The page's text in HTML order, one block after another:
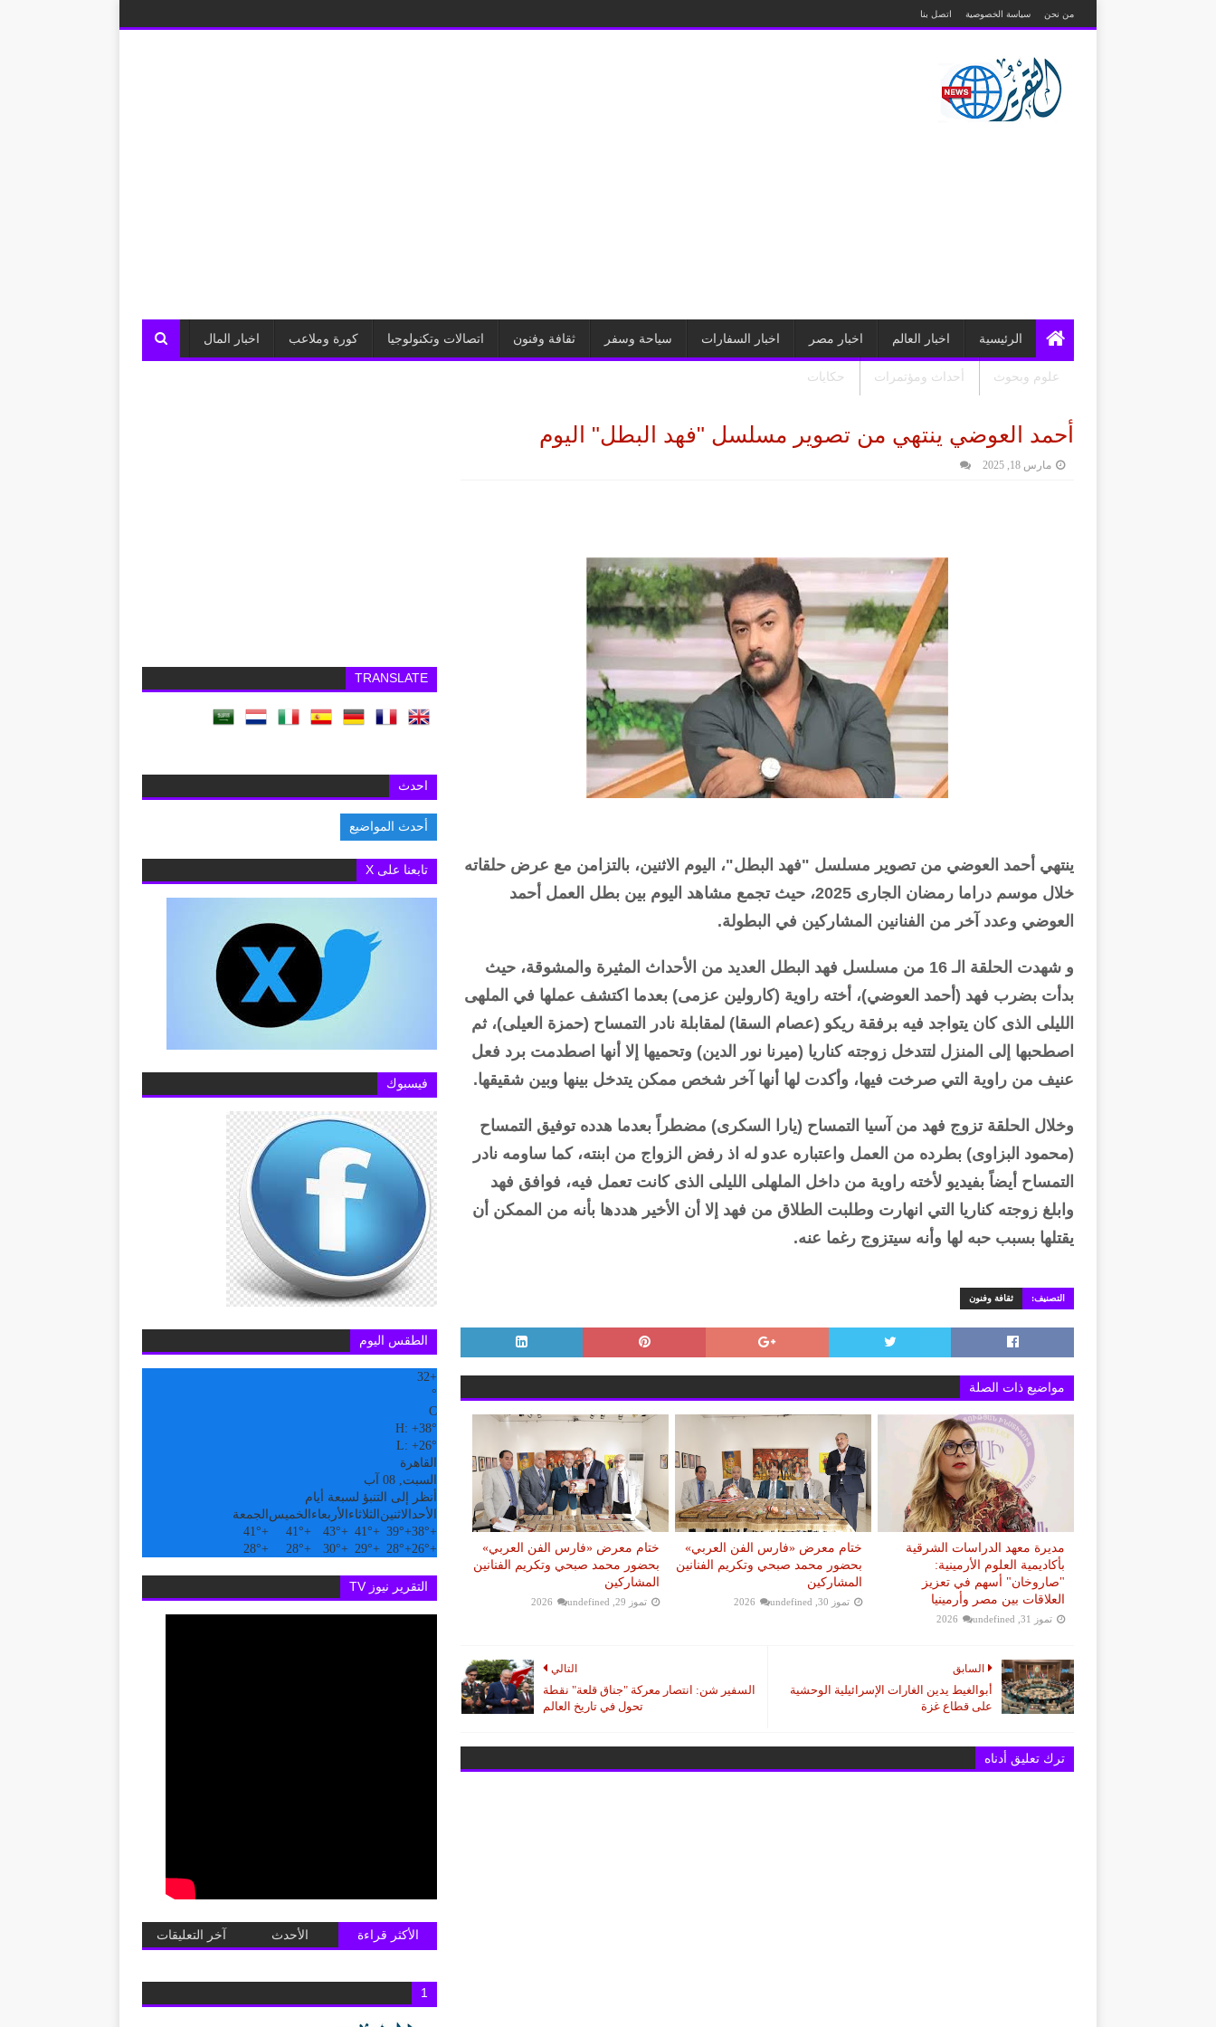
من نحن سياسة الخصوصية اتصل بنا
الرئيسية اخبار العالم اخبار مصر اخبار السفارات سياحة وسفر ثقافة وفنون اتصالات وتكنولوجيا كورة وملاعب اخبار المال
علوم وبحوث أحداث ومؤتمرات حكايات
أحمد العوضي ينتهي من تصوير مسلسل "فهد البطل" اليوم
مارس 18, 2025
ينتهي أحمد العوضي من تصوير مسلسل "فهد البطل"، اليوم الاثنين، بالتزامن مع عرض حلقاته
خلال موسم دراما رمضان الجارى 2025، حيث تجمع مشاهد اليوم بين بطل العمل أحمد
العوضي وعدد آخر من الفنانين المشاركين في البطولة.
و شهدت الحلقة الـ 16 من مسلسل فهد البطل العديد من الأحداث المثيرة والمشوقة، حيث
بدأت بضرب فهد (أحمد العوضي)، أخته راوية (كارولين عزمى) بعدما اكتشف عملها في الملهى
الليلى الذى كان يتواجد فيه برفقة ريكو (عصام السقا) لمقابلة نادر التمساح (حمزة العيلى)، ثم
اصطحبها إلى المنزل لتتدخل زوجته كناريا (ميرنا نور الدين) وتحميها إلا أنها اصطدمت برد فعل
عنيف من راوية التي صرخت فيها، وأكدت لها أنها آخر شخص ممكن يتدخل بينها وبين شقيقها.
وخلال الحلقة تزوج فهد من آسيا التمساح (يارا السكرى) مضطراً بعدما هدده توفيق التمساح
(محمود البزاوى) بطرده من العمل واعتباره عدو له اذ رفض الزواج من ابنته، كما ساومه نادر
التمساح أيضاً بفيديو لأخته راوية من داخل الملهلى الليلى الذى كانت تعمل فيه، فوافق فهد
وابلغ زوجته كناريا التي انهارت وطلبت الطلاق من فهد إلا أن الأخير هددها بأنه من الممكن أن
يقتلها بسبب حبه لها وأنه سيتزوج رغما عنه.
التصنيف: ثقافة وفنون
مواضيع ذات الصلة
مديرة معهد الدراسات الشرقية
بأكاديمية العلوم الأرمينية:
"صاروخان" أسهم في تعزيز
العلاقات بين مصر وأرمينيا
تموز 31, 2026 undefined
ختام معرض «فارس الفن العربي»
بحضور محمد صبحي وتكريم الفنانين
المشاركين
تموز 30, 2026 undefined
ختام معرض «فارس الفن العربي»
بحضور محمد صبحي وتكريم الفنانين
المشاركين
تموز 29, 2026 undefined
التالي
السفير شن: انتصار معركة "جناق قلعة" نقطة
تحول في تاريخ العالم
السابق
أبوالغيط يدين الغارات الإسرائيلية الوحشية
على قطاع غزة
ترك تعليق أدناه
TRANSLATE
احدث
أحدث المواضيع
تابعنا على X
فيسبوك
الطقس اليوم
+
32
°
C
H: +38°
L: +26°
القاهرة
السبت, 08 آب
أنظر إلى التنبؤ لسبعة أيام
الأحد الاثنين الثلاثاء الأربعاء الخميس الجمعة
+
38°
+
39°
+
41°
+
43°
+
41°
+
41°
+
26°
+
28°
+
29°
+
30°
+
28°
+
28°
التقرير نيوز TV
الأكثر قراءة الأحدث آخر التعليقات
1